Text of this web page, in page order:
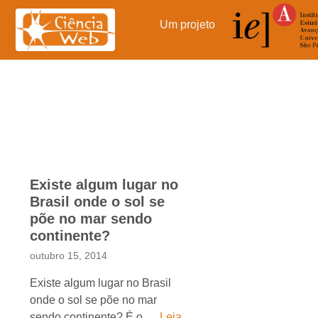
Pular
conteúdo
Um projeto
Existe algum lugar no
Brasil onde o sol se
põe no mar sendo
continente?
outubro 15, 2014
Existe algum lugar no Brasil
onde o sol se põe no mar